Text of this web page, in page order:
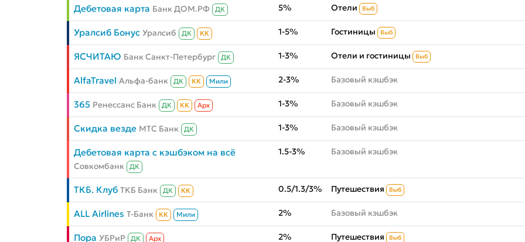
Дебетовая карта Банк ДОМ.РФ ДК 5% Отели Выб
Уралсиб Бонус Уралсиб ДК КК 1-5% Гостиницы Выб
ЯСЧИТАЮ Банк Санкт-Петербург ДК 1-3% Отели и гостиницы Выб
AlfaTravel Альфа-банк ДК КК Мили 2-3% Базовый кэшбэк
365 Ренессанс Банк ДК КК Aрх 1-3% Базовый кэшбэк
Скидка везде МТС Банк ДК 1-3% Базовый кэшбэк
Дебетовая карта с кэшбэком на всё
Совкомбанк ДК
1.5-3% Базовый кэшбэк
ТКБ. Клуб ТКБ Банк ДК КК 0.5/1.3/3% Путешествия Выб
ALL Airlines Т-Банк КК Мили 2% Базовый кэшбэк
Пора УБРиР ДК Aрх 2% Путешествия Выб